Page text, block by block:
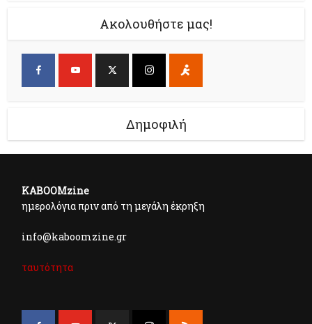
Ακολουθήστε μας!
Δημοφιλή
KABOOMzine
ημερολόγια πριν από τη μεγάλη έκρηξη
info@kaboomzine.gr
ταυτότητα